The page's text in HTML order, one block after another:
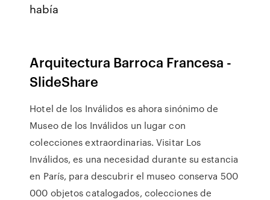
había
Arquitectura Barroca Francesa -
SlideShare
Hotel de los Inválidos es ahora sinónimo de
Museo de los Inválidos un lugar con
colecciones extraordinarias. Visitar Los
Inválidos, es una necesidad durante su estancia
en París, para descubrir el museo conserva 500
000 objetos catalogados, colecciones de